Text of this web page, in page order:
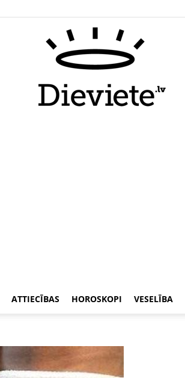
ATTIECĪBAS HOROSKOPI VESELĪBA